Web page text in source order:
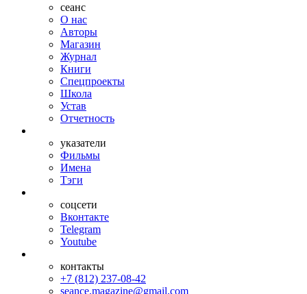
сеанс
О нас
Авторы
Магазин
Журнал
Книги
Спецпроекты
Школа
Устав
Отчетность
указатели
Фильмы
Имена
Тэги
соцсети
Вконтакте
Telegram
Youtube
контакты
+7 (812) 237-08-42
seance.magazine@gmail.com